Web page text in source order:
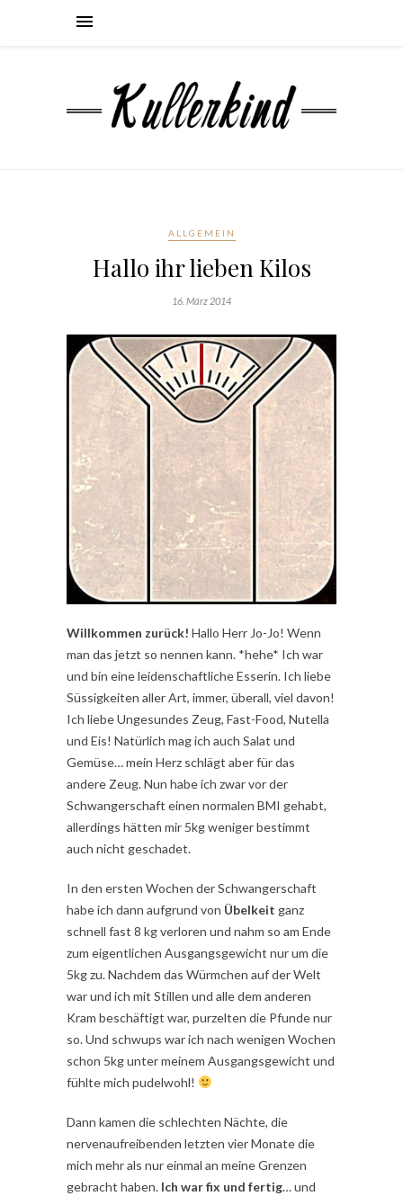
ALLGEMEIN
Hallo ihr lieben Kilos
16. März 2014
Willkommen zurück! Hallo Herr Jo-Jo! Wenn
man das jetzt so nennen kann. *hehe* Ich war
und bin eine leidenschaftliche Esserin. Ich liebe
Süssigkeiten aller Art, immer, überall, viel davon!
Ich liebe Ungesundes Zeug, Fast-Food, Nutella
und Eis! Natürlich mag ich auch Salat und
Gemüse… mein Herz schlägt aber für das
andere Zeug. Nun habe ich zwar vor der
Schwangerschaft einen normalen BMI gehabt,
allerdings hätten mir 5kg weniger bestimmt
auch nicht geschadet.
In den ersten Wochen der Schwangerschaft
habe ich dann aufgrund von Übelkeit ganz
schnell fast 8 kg verloren und nahm so am Ende
zum eigentlichen Ausgangsgewicht nur um die
5kg zu. Nachdem das Würmchen auf der Welt
war und ich mit Stillen und alle dem anderen
Kram beschäftigt war, purzelten die Pfunde nur
so. Und schwups war ich nach wenigen Wochen
schon 5kg unter meinem Ausgangsgewicht und
fühlte mich pudelwohl!
Dann kamen die schlechten Nächte, die
nervenaufreibenden letzten vier Monate die
mich mehr als nur einmal an meine Grenzen
gebracht haben. Ich war fix und fertig… und